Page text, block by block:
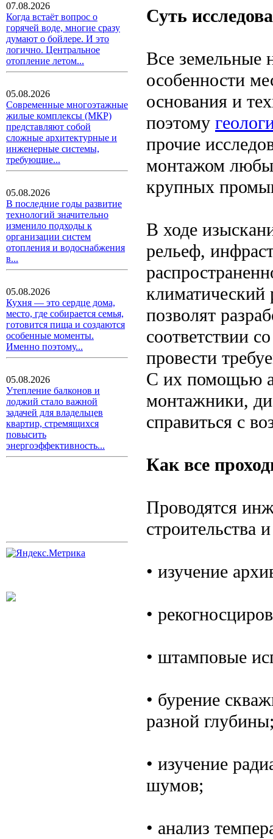
07.08.2026
Когда встаёт вопрос о
горячей воде, многие сразу
думают о бойлере. И это
логично. Центральное
отопление летом...
05.08.2026
Современные многоэтажные
жилые комплексы (МКР)
представляют собой
сложные архитектурные и
инженерные системы,
требующие...
05.08.2026
В последние годы развитие
технологий значительно
изменило подходы к
организации систем
отопления и водоснабжения
в...
05.08.2026
Кухня — это сердце дома,
место, где собирается семья,
готовится пища и создаются
особенные моменты.
Именно поэтому...
05.08.2026
Утепление балконов и
лоджий стало важной
задачей для владельцев
квартир, стремящихся
повысить
энергоэффективность...
Суть
Все земельные
особенности
основания и
поэтому
прочие
монтажом
крупных
В ходе
рельеф,
позволят
соответствии
провести
С их помощью
монтажники,
справиться с
Как все
Проводятся
строительства
• изучение
•
• штамповые
• бурение
разной
• изучение
шумов;
• анализ